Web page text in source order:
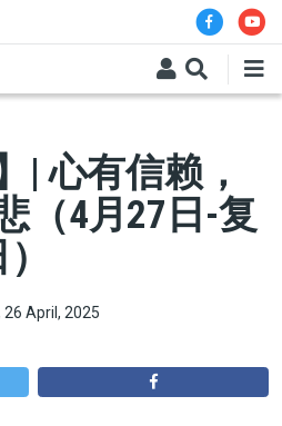
| 心有信赖，
（4月27日-复
26 April, 2025